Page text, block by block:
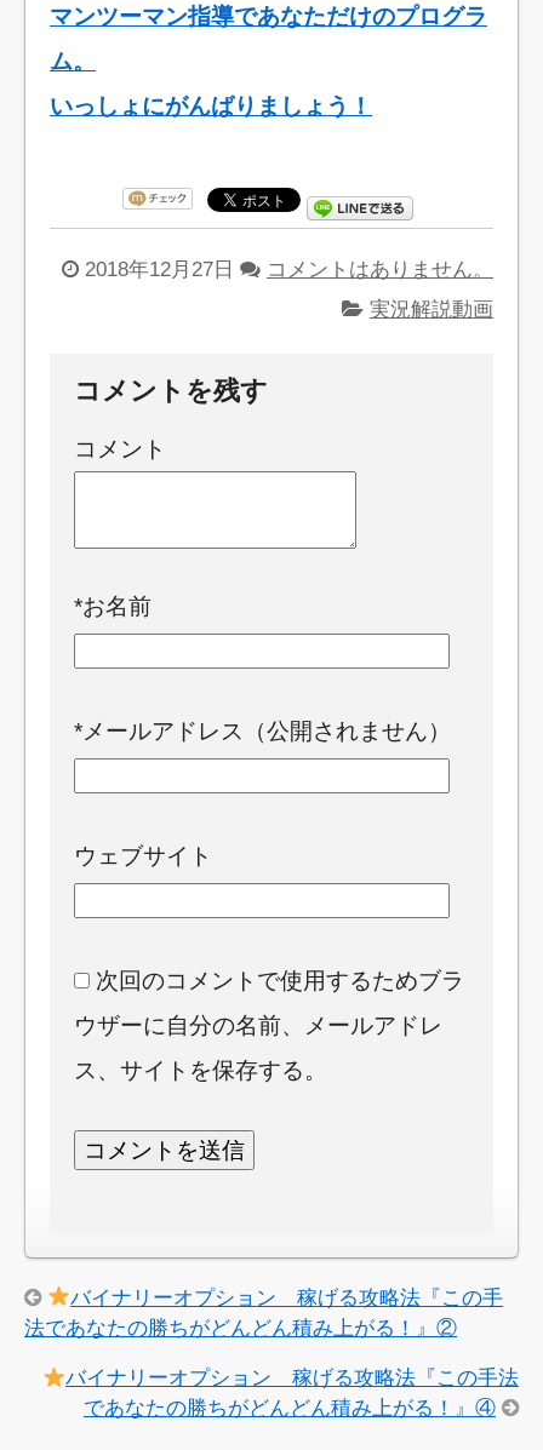
マンツーマン指導であなただけのプログラ
ム。
いっしょにがんばりましょう！
2018年12月27日
コメントはありません。
実況解説動画
コメントを残す
コメント
*お名前
*メールアドレス（公開されません）
ウェブサイト
次回のコメントで使用するためブラ
ウザーに自分の名前、メールアドレ
ス、サイトを保存する。
バイナリーオプション 稼げる攻略法『この手
法であなたの勝ちがどんどん積み上がる！』②
バイナリーオプション 稼げる攻略法『この手法
であなたの勝ちがどんどん積み上がる！』④